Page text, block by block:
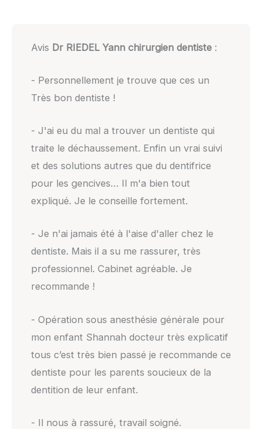
Avis Dr RIEDEL Yann chirurgien dentiste:
- Personnellement je trouve que ces un
Très bon dentiste !
- J'ai eu du mal a trouver un dentiste qui
traite le déchaussement. Enfin un vrai suivi
et des solutions autres que du dentifrice
pour les gencives… Il m'a bien tout
expliqué. Je le conseille fortement.
- Je n'ai jamais été à l'aise d'aller chez le
dentiste. Mais il a su me rassurer, très
professionnel. Cabinet agréable. Je
recommande !
- Opération sous anesthésie générale pour
mon enfant Shannah docteur très explicatif
tous c’est très bien passé je recommande ce
dentiste pour les parents soucieux de la
dentition de leur enfant.
- Il nous à rassuré, travail soigné.